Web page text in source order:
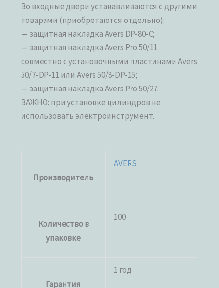
Во входные двери устанавливаются с другими
товарами (приобретаются отдельно):
— защитная накладка Avers DP-80-C;
— защитная накладка Avers Pro 50/11
совместно с установочными пластинами Avers
50/7-DP-11 или Avers 50/8-DP-15;
— защитная накладка Avers Pro 50/27.
ВАЖНО: при установке цилиндров не
использовать электроинструмент.
Производитель
AVERS
Количество в
упаковке
100
Гарантия
1 год